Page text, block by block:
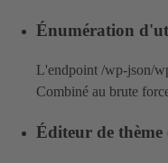
Énumération
L'endpoint /wp-json/
Combiné au brute
Éditeur de